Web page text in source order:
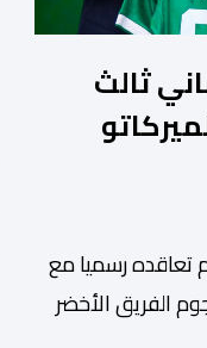
ثالث
تعاقده رسميا مع
الفريق الأخضر